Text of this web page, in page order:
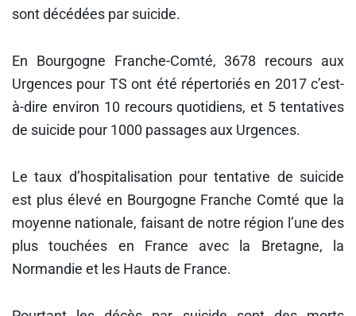
sont décédées par suicide.
En Bourgogne Franche-Comté, 3678 recours aux
Urgences pour TS ont été répertoriés en 2017 c’est-
à-dire environ 10 recours quotidiens, et 5 tentatives
de suicide pour 1000 passages aux Urgences.
Le taux d’hospitalisation pour tentative de suicide
est plus élevé en Bourgogne Franche Comté que la
moyenne nationale, faisant de notre région l’une des
plus touchées en France avec la Bretagne, la
Normandie et les Hauts de France.